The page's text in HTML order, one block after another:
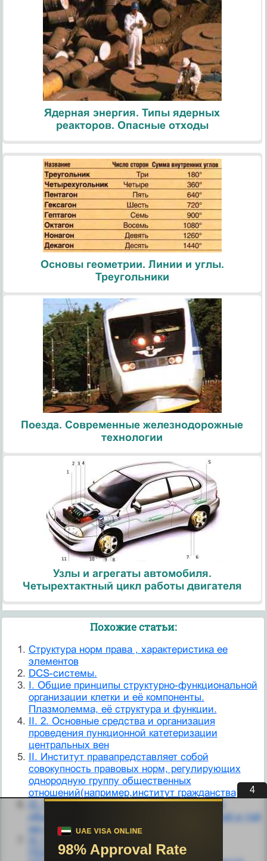
Ядерная энергия. Типы ядерных
реакторов. Опасные отходы
Основы геометрии. Линии и углы.
Треугольники
Поезда. Современные железнодорожные
технологии
Узлы и агрегаты автомобиля.
Четырехтактный цикл работы двигателя
Похожие статьи:
Cтруктура норм права , характеристика ее
элементов
DCS-системы.
I. Общие принципы структурно-функциональной
организации клетки и её компоненты.
Плазмолемма, её структура и функции.
II. 2. Основные средства и организация
проведения пункционной катетеризации
центральных вен
II. Институт правапредставляет собой
совокупность правовых норм, регулирующих
однородную группу общественных
отношений(например,институт гражданства).
III. Подотрасль правапредставляет собой
объединение нескольких институтов одной и той
же отрасли права.
ПСИХОЛОГО-ПЕДАГОГИЧЕСКАЯ
3